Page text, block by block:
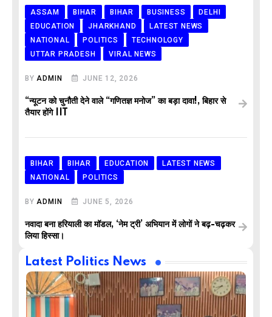
ASSAM BIHAR BIHAR BUSINESS
DELHI
EDUCATION
JHARKHAND
LATEST NEWS
NATIONAL
POLITICS
TECHNOLOGY
UTTAR PRADESH
VIRAL NEWS
BYADMIN JUNE 12, 2026
“न्यूटन को चुनौती देने वाले “गणितज्ञ मनोज” का बड़ा दावा!, बिहार से
तैयार होंगे IIT
BIHAR BIHAR EDUCATION
LATEST NEWS
NATIONAL
POLITICS
BYADMIN JUNE 5, 2026
नवादा बना हरियाली का मॉडल, ‘नेम ट्री’ अभियान में लोगों ने बढ़-चढ़कर
लिया हिस्सा।
Latest Politics News